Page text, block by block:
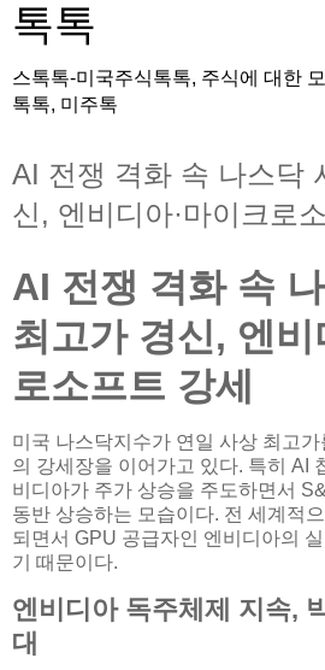
톡톡
스톡톡-미국주식톡톡, 주식에 대한
톡톡, 미주톡
AI 전쟁 격화 속 나스닥
신, 엔비디아·마이크로
AI 전쟁 격화 속
최고가 경신, 엔비
로소프트 강세
미국 나스닥지수가 연일 사상 최고
의 강세장을 이어가고 있다. 특히 AI
비디아가 주가 상승을 주도하면서
동반 상승하는 모습이다. 전 세계적
되면서 GPU 공급자인 엔비디아의
기 때문이다.
엔비디아 독주체제 지속,
대